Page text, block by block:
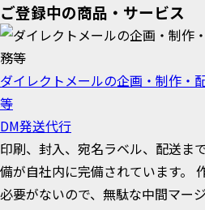
ご登録中の商品・サービス
ダイレクトメールの企画・制作・
等
DM発送代行
印刷、封入、宛名ラベル、配送ま
備が自社内に完備されています。
必要がないので、無駄な中間マー